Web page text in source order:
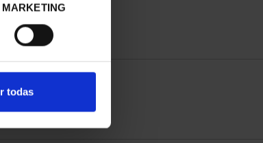
MARKETING
todas